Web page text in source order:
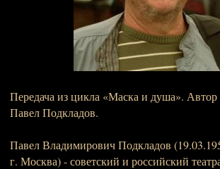
Передача из цикла «Маска и душа».
Павел Подкладов.
Павел Владимирович Подкладов
г. Москва) - советский и российский